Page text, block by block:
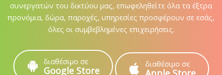
συνεργατών του δικτύου μας, επωφεληθείτε όλα τα έξτρα
προνόμια, δώρα, παροχές, υπηρεσίες προσφέρουν σε εσάς,
όλες οι συμβεβλημένες επιχειρήσεις.
διαθέσιμο σε
Google Store
διαθέσιμο σε